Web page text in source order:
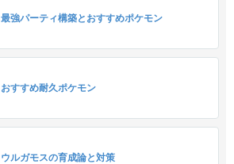
最強パーティ構築とおすすめポケモン
おすすめ耐久ポケモン
ウルガモスの育成論と対策